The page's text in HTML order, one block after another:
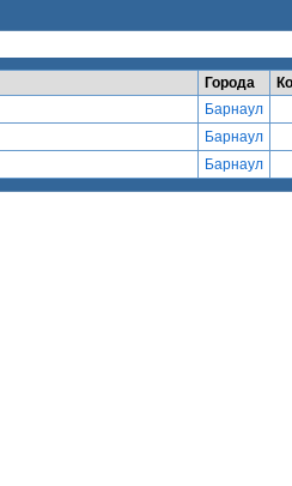
Города
Барнаул
Барнаул
Барнаул